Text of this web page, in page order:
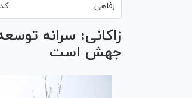
رفاهی
زاکانی: سرانه
جهش است